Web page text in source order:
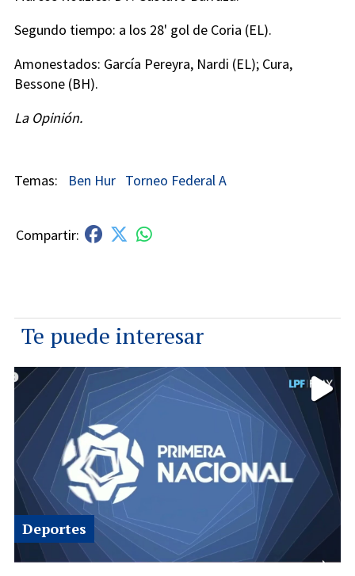
Segundo tiempo: a los 28' gol de Coria (EL).
Amonestados: García Pereyra, Nardi (EL); Cura,
Bessone (BH).
La Opinión.
Ben Hur Torneo Federal A
Te puede interesar
Deportes